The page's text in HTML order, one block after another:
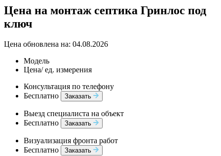
Цена на монтаж септика Гринлос под
ключ
Цена обновлена на: 04.08.2026
Модель
Цена/ ед. измерения
Консультация по телефону
Бесплатно
Заказать
Выезд специалиста на объект
Бесплатно
Заказать
Визуализация фронта работ
Бесплатно
Заказать